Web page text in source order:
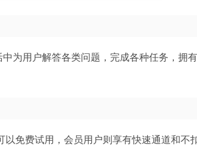
为用户解答各类问题，完成各种任务，拥
免费试用，会员用户则享有快速通道和不